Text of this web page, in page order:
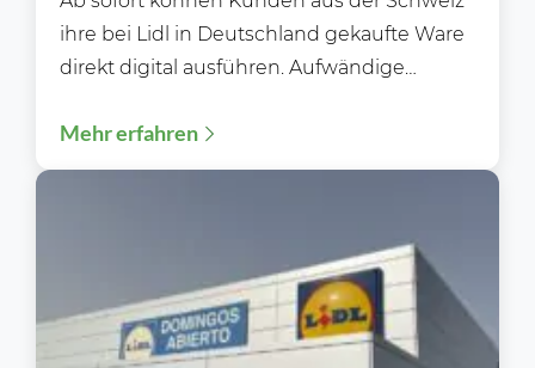
ihre bei Lidl in Deutschland gekaufte Ware
direkt digital ausführen. Aufwändige
Mehr erfahren